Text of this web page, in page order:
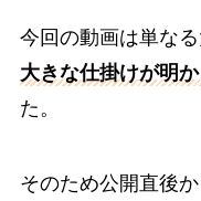
今回の動画は単な
大きな仕掛けが明
た。
そのため公開直後か